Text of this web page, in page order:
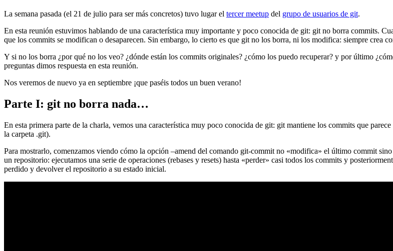
La semana pasada (el 21 de julio para ser más concretos) tuvo lugar el tercer meetup del grupo de usuarios de git.
En esta reunión estuvimos hablando de una característica muy importante y poco conocida de git: git no borra commits.
que los commits se modifican o desaparecen. Sin embargo, lo cierto es que git no los borra, ni los modifica: siempre crea
Y si no los borra ¿por qué no los veo? ¿dónde están los commits originales? ¿cómo los puedo recuperar? y por último
preguntas dimos respuesta en esta reunión.
Nos veremos de nuevo ya en septiembre ¡que paséis todos un buen verano!
Parte I: git no borra nada…
En esta primera parte de la charla, vemos una característica muy poco conocida de git: git mantiene los commits que
la carpeta .git).
Para mostrarlo, comenzamos viendo cómo la opción –amend del comando git-commit no «modifica» el último commit
un repositorio: ejecutamos una serie de operaciones (rebases y resets) hasta «perder» casi todos los commits y
perdido y devolver el repositorio a su estado inicial.